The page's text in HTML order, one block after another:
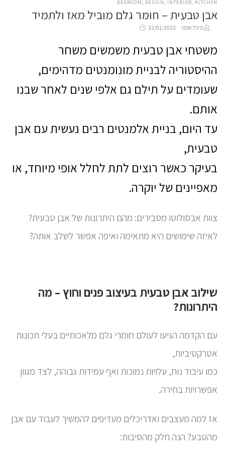
POSTED
BEDROOM DESIGN INTERIOR KITCHEN
אבן טבעית – חומר גלם מוביל מאז ולתמיד
by
מיכל שמר
Posted 22/01/2023
משטחי אבן טבעית משמשים משחר
ההיסטוריה לבניית מונומנטים מדהימים,
שעומדים על תילם גם אלפי שנים לאחר שבנו
אותם.
עד היום, בניית אלמנטים רבים נעשית עם אבן
טבעית,
בעיקר כאשר רוצים לתת לחלל אופי מיוחד, או
מאפיינים של יוקרה.
צוות אבסולוטו מסבירים: מהם היתרונות של אבן טבעית?
לאיזה שימושים היא מתאימה ואיפה אפשר לשלב אותה?
שילוב אבן טבעית בעיצוב פנים וחוץ – מה
היתרונות?
עם הקדמה הגיעו לעולם חומרי גלם מלאכותיים בעלי תכונות
אטרקטיביות,
כמו עיבוד נוח, עלויות נמוכות ואף עמידות גבוהה, לצד מגוון
אפשרויות בחירה.
אז למה מעצבים ואדריכלים מעדיפים להמשיך לעבוד עם אבן
מהטבע? הנה חלק מהסיבות: